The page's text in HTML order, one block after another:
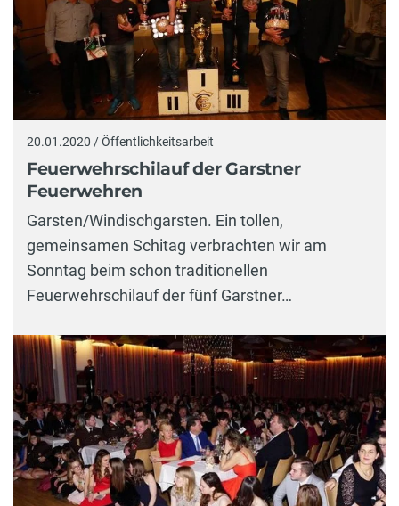
20.01.2020 / Öffentlichkeitsarbeit
Feuerwehrschilauf der Garstner
Feuerwehren
Garsten/Windischgarsten. Ein tollen,
gemeinsamen Schitag verbrachten wir am
Sonntag beim schon traditionellen
Feuerwehrschilauf der fünf Garstner…